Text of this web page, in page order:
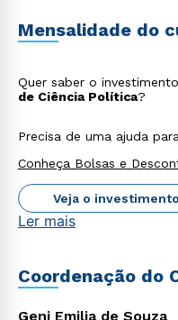
Mensalidade do
Quer saber o
de Ciência Política?
Precisa de uma ajuda
Conheça Bolsas e
Veja o investimento
Ler mais
Coordenação do
Geni Emilia de Souza
WhatsApp